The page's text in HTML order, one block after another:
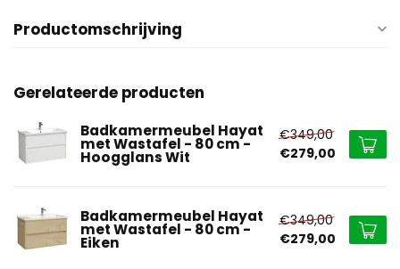
Productomschrijving
Gerelateerde producten
Badkamermeubel Hayat
met Wastafel - 80 cm -
Hoogglans Wit
€349,00
€279,00
Badkamermeubel Hayat
met Wastafel - 80 cm -
Eiken
€349,00
€279,00